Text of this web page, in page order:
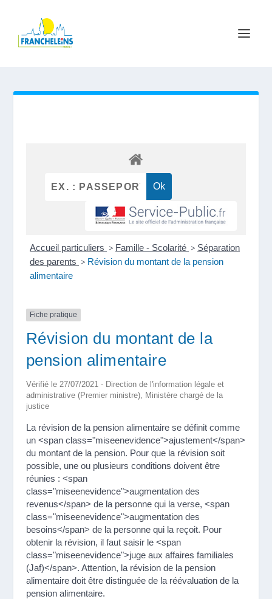
Accueil particuliers > Famille - Scolarité > Séparation
des parents > Révision du montant de la pension
alimentaire
Fiche pratique
Révision du montant de la
pension alimentaire
Vérifié le 27/07/2021 - Direction de l'information légale et
administrative (Premier ministre), Ministère chargé de la
justice
La révision de la pension alimentaire se définit comme
un <span class="miseenevidence">ajustement</span>
du montant de la pension. Pour que la révision soit
possible, une ou plusieurs conditions doivent être
réunies : <span
class="miseenevidence">augmentation des
revenus</span> de la personne qui la verse, <span
class="miseenevidence">augmentation des
besoins</span> de la personne qui la reçoit. Pour
obtenir la révision, il faut saisir le <span
class="miseenevidence">juge aux affaires familiales
(Jaf)</span>. Attention, la révision de la pension
alimentaire doit être distinguée de la réévaluation de la
pension alimentaire.